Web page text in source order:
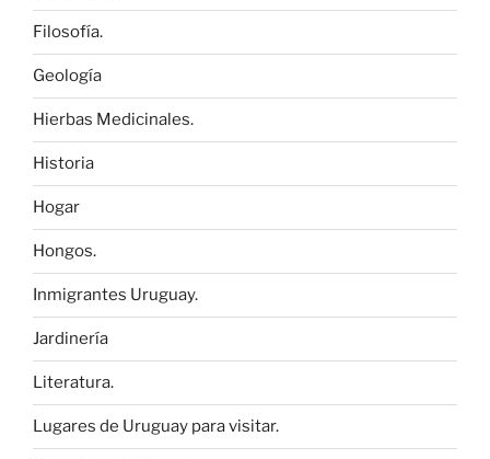
Filosofía.
Geología
Hierbas Medicinales.
Historia
Hogar
Hongos.
Inmigrantes Uruguay.
Jardinería
Literatura.
Lugares de Uruguay para visitar.